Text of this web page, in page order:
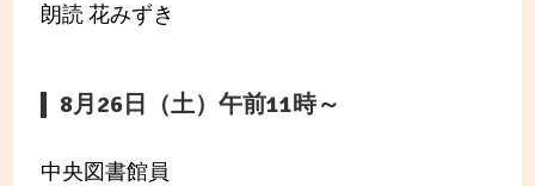
朗読 花みずき
8月26日（土）午前11時～
中央図書館員